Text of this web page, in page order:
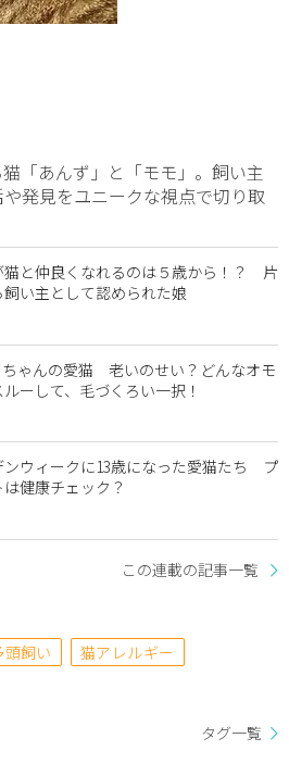
「あんず」と「モモ」。飼い主
発見をユニークな視点で切り取
猫と仲良くなれるのは５歳から！？ 片
飼い主として認められた娘
ちゃんの愛猫 老いのせい？どんなオモ
ーして、毛づくろい一択！
ンウィークに13歳になった愛猫たち プ
は健康チェック？
この連載の記事一覧
頭飼い
猫アレルギー
タグ一覧